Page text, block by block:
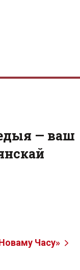
— ваш
Часу»